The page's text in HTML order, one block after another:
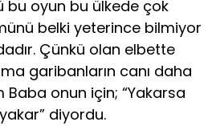
bu oyun bu ülkede çok
belki yeterince bilmiyor
Çünkü olan elbette
garibanların canı daha
Baba onun için; “Yakarsa
diyordu.